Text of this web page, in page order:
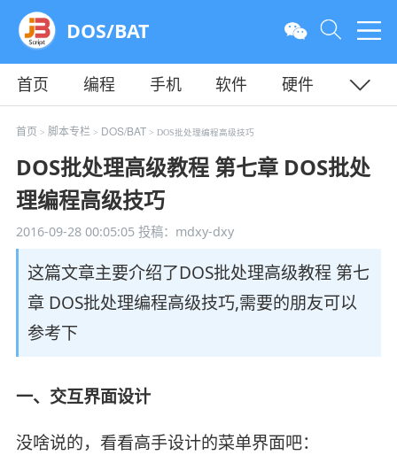
DOS/BAT
首页 编程 手机 软件
硬件
教程
平面 服务器
首页 > 脚本专栏> DOS/BAT > DOS批处理编程高级技巧
DOS批处理高级教程 第七章 DOS批处
理编程高级技巧
2016-09-28 00:05:05投稿：mdxy-dxy
这篇文章主要介绍了DOS批处理高级教程 第七
章 DOS批处理编程高级技巧,需要的朋友可以
参考下
一、交互界面设计
没啥说的，看看高手设计的菜单界面吧：